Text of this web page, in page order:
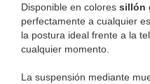
Disponible en colores sillón
perfectamente a cualquier
la postura ideal frente a la
cualquier momento.
La suspensión mediante